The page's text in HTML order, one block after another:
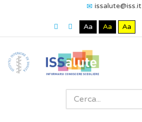
issalute@iss.it
Aa Aa Aa